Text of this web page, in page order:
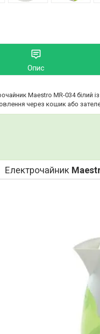
Опис
Maestro MR-034 білий
через кошик або
Електрочайник